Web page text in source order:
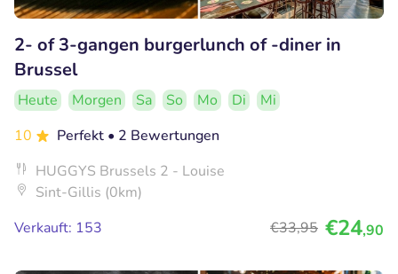
2- of 3-gangen burgerlunch of -diner in
Brussel
Heute Morgen Sa So Mo Di
Mi
10
Perfekt • 2 Bewertungen
HUGGYS Brussels 2 - Louise
Sint-Gillis (0km)
Verkauft: 153
€33,95 €24,90